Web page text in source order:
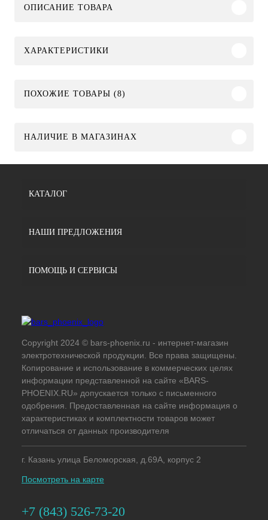
ОПИСАНИЕ ТОВАРА
ХАРАКТЕРИСТИКИ
ПОХОЖИЕ ТОВАРЫ (8)
НАЛИЧИЕ В МАГАЗИНАХ
КАТАЛОГ
НАШИ ПРЕДЛОЖЕНИЯ
ПОМОЩЬ И СЕРВИСЫ
Copyright 2024 © bars-phoenix.ru - интернет-магазин
электротехнической продукции. Все права защищены.
Копирование и использование в коммерческих целях
информации представленной на сайте «BARS-
PHOENIX.RU» допускается только с письменного
одобрения. Предоставленная на сайте информация о
характеристиках и комплектности товаров может
отличаться от данных производителя
г. Казань улица Беломорская, д.69А, корпус 2
Посмотреть на карте
+7 (843) 526-73-20